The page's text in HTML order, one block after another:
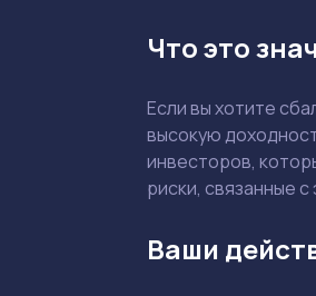
Что это
Если вы хотите
высокую
инвесторов,
риски, связанные
Ваши